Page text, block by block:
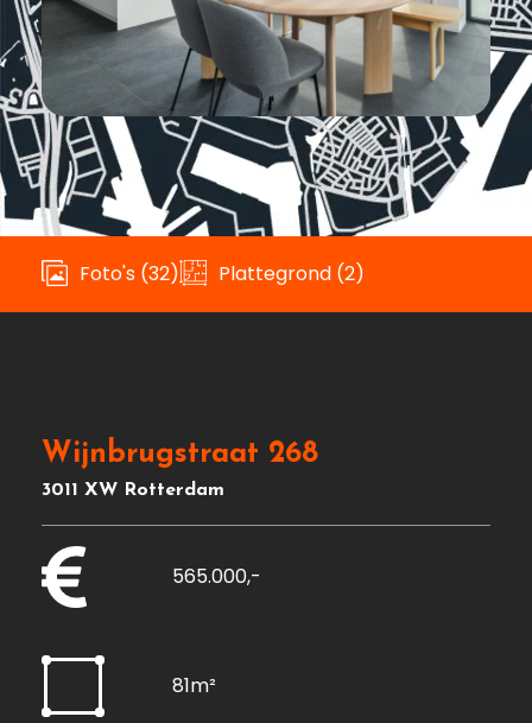
Foto's (32) Plattegrond (2)
Wijnbrugstraat 268
3011 XW Rotterdam
565.000,-
81m²